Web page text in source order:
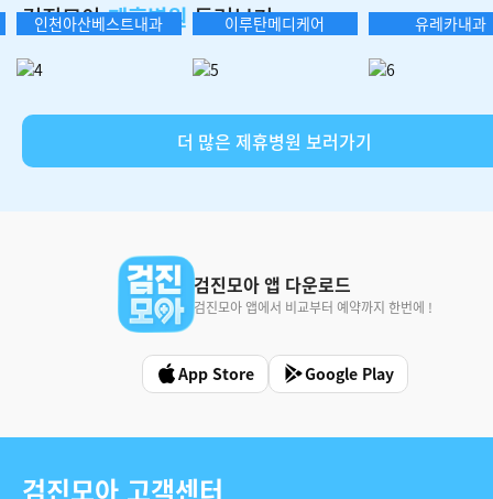
검진모아제휴병원둘러보기
인천아산베스트내과 이루탄메디케어 유레카내과
더 많은 제휴병원 보러가기
검진모아 앱 다운로드
검진모아 앱에서 비교부터 예약까지 한번에 !
App Store Google Play
검진모아 고객센터